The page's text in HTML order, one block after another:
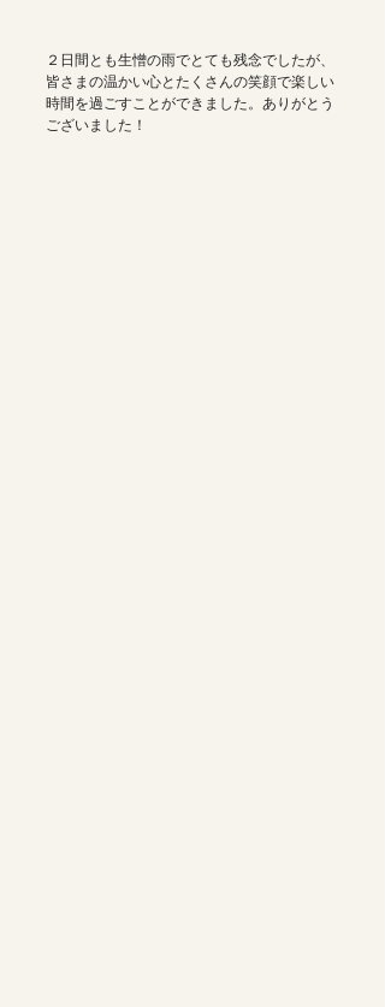
２日間とも生憎の雨でとても残念でしたが、
皆さまの温かい心とたくさんの笑顔で楽しい
時間を過ごすことができました。ありがとう
ございました！